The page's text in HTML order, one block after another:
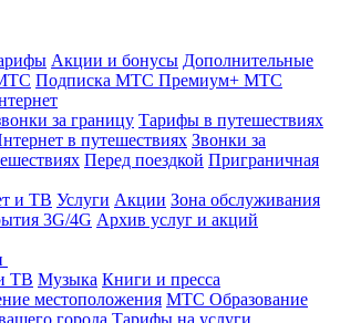
Акции и бонусы Дополнительные
Подписка МТС Премиум+ МТС
за границу Тарифы в путешествиях
в путешествиях Звонки за
Перед поездкой Приграничная
и ТВ Услуги Акции Зона обслуживания
3G/4G Архив услуг и акций
ТВ Музыка Книги и пресса
местоположения МТС Образование
города Тарифы на услуги